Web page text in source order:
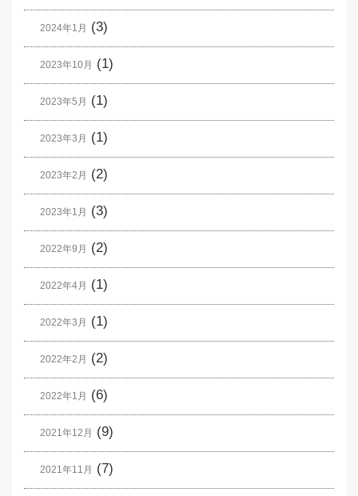
2024年1月 (3)
2023年10月 (1)
2023年5月 (1)
2023年3月 (1)
2023年2月 (2)
2023年1月 (3)
2022年9月 (2)
2022年4月 (1)
2022年3月 (1)
2022年2月 (2)
2022年1月 (6)
2021年12月 (9)
2021年11月 (7)